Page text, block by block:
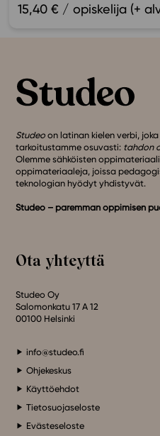
15,40 € / opiskelija (+
Studeo on latinan kielen verbi,
tarkoitustamme osuvasti: tahdon
Olemme sähköisten
oppimateriaaleja, joissa
teknologian hyödyt yhdistyvät.
Studeo – paremman oppimisen
Ota yhteyttä
Studeo Oy
Salomonkatu 17 A 12
00100 Helsinki
info@studeo.fi
Ohjekeskus
Käyttöehdot
Tietosuojaseloste
Evästeseloste